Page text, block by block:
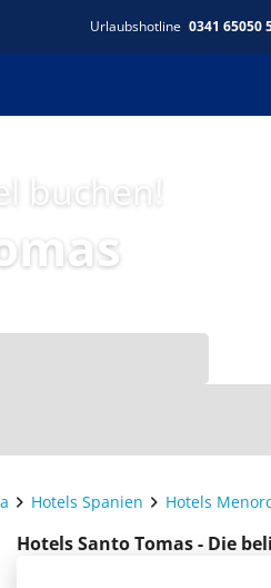
Urlaubshotline 0341 65050
buchen!
Hotels Spanien Hotels
Hotels Santo Tomas - Die